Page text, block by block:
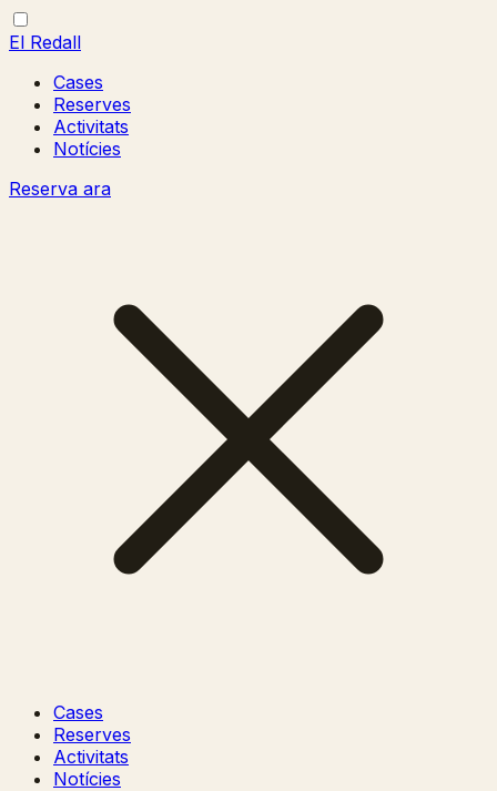
El Redall
Cases
Reserves
Activitats
Notícies
Reserva ara
Cases
Reserves
Activitats
Notícies